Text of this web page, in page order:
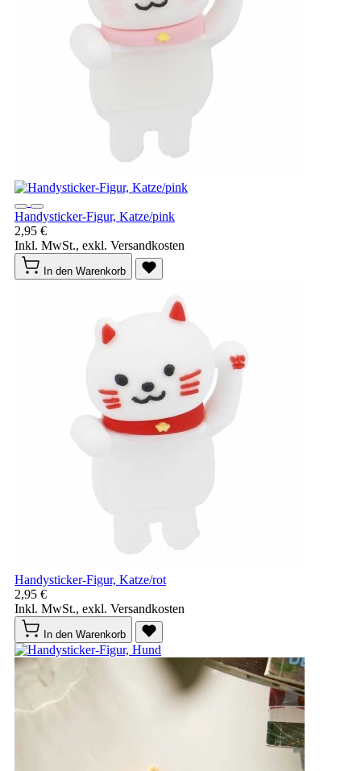
Handysticker-Figur, Katze/pink
2,95 €
Inkl. MwSt., exkl. Versandkosten
In den Warenkorb
Handysticker-Figur, Katze/rot
2,95 €
Inkl. MwSt., exkl. Versandkosten
In den Warenkorb